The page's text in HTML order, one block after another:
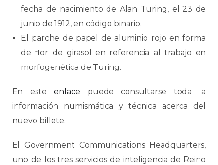
fecha de nacimiento de Alan Turing, el 23 de
junio de 1912, en código binario.
El parche de papel de aluminio rojo en forma
de flor de girasol en referencia al trabajo en
morfogenética de Turing.
En este enlace puede consultarse toda la
información numismática y técnica acerca del
nuevo billete.
El Government Communications Headquarters,
uno de los tres servicios de inteligencia de Reino